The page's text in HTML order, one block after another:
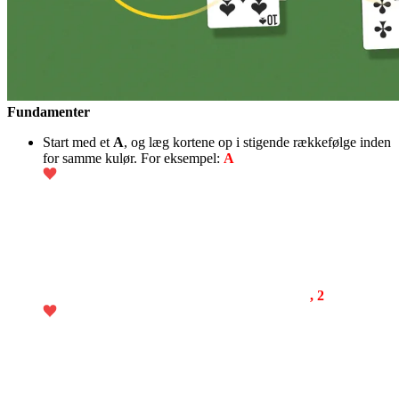
Fundamenter
Start med et A, og læg kortene op i stigende rækkefølge inden
for samme kulør. For eksempel: A
, 2